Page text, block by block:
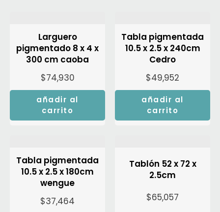
Larguero
pigmentado 8 x 4 x
300 cm caoba
$74,930
añadir al
carrito
Tabla pigmentada
10.5 x 2.5 x 240cm
Cedro
$49,952
añadir al
carrito
Tabla pigmentada
10.5 x 2.5 x 180cm
wengue
$37,464
Tablón 52 x 72 x
2.5cm
$65,057